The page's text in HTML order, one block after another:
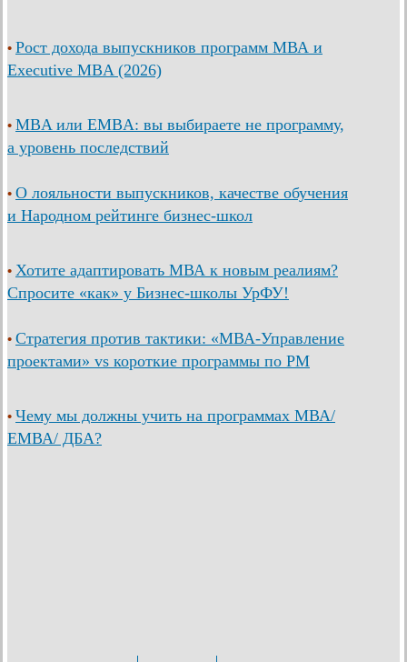
• Рост дохода выпускников программ МВА и
Executive MBA (2026)
• MBA или EMBA: вы выбираете не программу,
а уровень последствий
• О лояльности выпускников, качестве обучения
и Народном рейтинге бизнес-школ
• Хотите адаптировать МВА к новым реалиям?
Спросите «как» у Бизнес-школы УрФУ!
• Стратегия против тактики: «МВА-Управление
проектами» vs короткие программы по PM
• Чему мы должны учить на программах МВА/
ЕМВА/ ДБА?